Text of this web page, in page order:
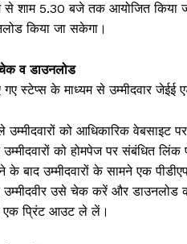
शाम 5.30 बजे तक आयोजित किया
किया जा सकेगा।
व डाउनलोड
गए स्टेप्स के माध्यम से उम्मीदवार
को आधिकारिक वेबसाइट पर
को होमपेज पर संबंधित लिंक
के बाद उम्मीदवारों के सामने एक
उम्मीदवीर उसे चेक करें और डाउनलोड
एक प्रिंट आउट ले लें।